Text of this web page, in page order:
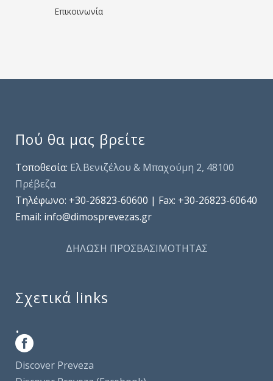
Επικοινωνία
Πού θα μας βρείτε
Τοποθεσία: Ελ.Βενιζέλου & Μπαχούμη 2, 48100
Πρέβεζα
Τηλέφωνo: +30-26823-60600 | Fax: +30-26823-60640
Email: info@dimosprevezas.gr
ΔΗΛΩΣΗ ΠΡΟΣΒΑΣΙΜΟΤΗΤΑΣ
Σχετικά links
.
Discover Preveza